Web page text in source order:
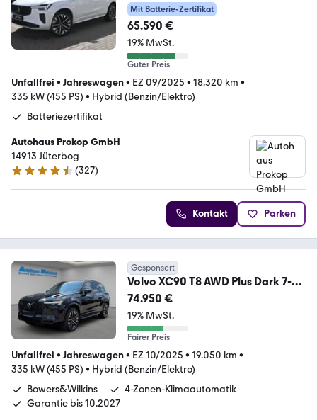
Dark*PANO*360°*HuD*H&K*ACC
Mit Batterie-Zertifikat
65.590 €
19% MwSt.
Guter Preis
Unfallfrei • Jahreswagen• EZ 09/2025 • 18.320 km •
335 kW (455 PS) • Hybrid (Benzin/Elektro)
Batteriezertifikat
Autohaus Prokop GmbH
14913 Jüterbog
4.7 Sterne
(327)
Kontakt Parken
Gesponsert
Volvo XC90 T8 AWD Plus Dark 7-
Sitzer HUD AD StandHZG A
74.950 €
19% MwSt.
Fairer Preis
Unfallfrei • Jahreswagen• EZ 10/2025 • 19.050 km •
335 kW (455 PS) • Hybrid (Benzin/Elektro)
Bowers&Wilkins
4-Zonen-Klimaautomatik
Garantie bis 10.2027